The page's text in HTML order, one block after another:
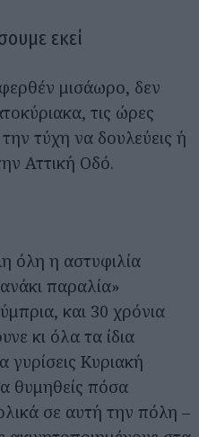
εκεί
μισάωρο, δεν
τις ώρες
τύχη να δουλεύεις ή
Αττική Οδό.
όλη η αστυφιλία
παραλία»
και 30 χρόνια
κι όλα τα ίδια
γυρίσεις Κυριακή
θυμηθείς πόσα
σε αυτή την πόλη –